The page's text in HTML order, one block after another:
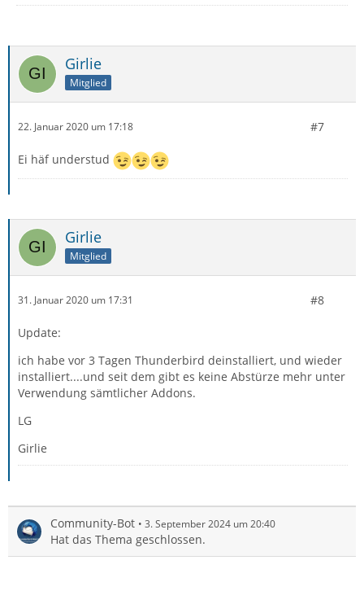
Girlie
Mitglied
22. Januar 2020 um 17:18 #7
Ei häf understud
Girlie
Mitglied
31. Januar 2020 um 17:31 #8
Update:
ich habe vor 3 Tagen Thunderbird deinstalliert, und wieder
installiert....und seit dem gibt es keine Abstürze mehr unter
Verwendung sämtlicher Addons.
LG
Girlie
Community-Bot 3. September 2024 um 20:40
Hat das Thema geschlossen.